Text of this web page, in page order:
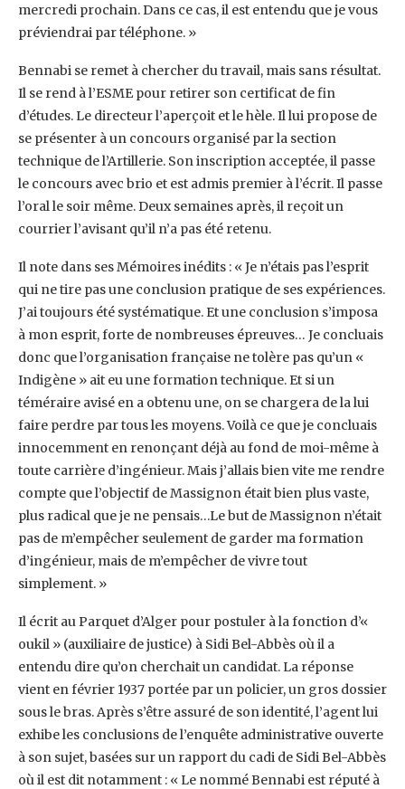
mercredi prochain. Dans ce cas, il est entendu que je vous
préviendrai par ‎téléphone. »‎
Bennabi se remet à chercher du travail, mais sans résultat.
Il se rend à l’ESME pour retirer ‎son certificat de fin
d’études. Le directeur l’aperçoit et le hèle. Il lui propose de
se présenter ‎à un concours organisé par la section
technique de l’Artillerie. Son inscription acceptée, il ‎passe
le concours avec brio et est admis premier à l’écrit. Il passe
l’oral le soir même. Deux ‎semaines après, il reçoit un
courrier l’avisant qu’il n’a pas été retenu. ‎
Il note dans ses Mémoires inédits : « Je n’étais pas l’esprit
qui ne tire pas une conclusion ‎pratique de ses expériences.
J’ai toujours été systématique. Et une conclusion s’imposa
à ‎mon esprit, forte de nombreuses épreuves… Je concluais
donc que l’organisation française ‎ne tolère pas qu’un «
Indigène » ait eu une formation technique. Et si un
téméraire avisé en ‎a obtenu une, on se chargera de la lui
faire perdre par tous les moyens. Voilà ce que je ‎concluais
innocemment en renonçant déjà au fond de moi-même à
toute carrière ‎d’ingénieur. Mais j’allais bien vite me rendre
compte que l’objectif de Massignon était bien ‎plus vaste,
plus radical que je ne pensais…Le but de Massignon n’était
pas de m’empêcher ‎seulement de garder ma formation
d’ingénieur, mais de m’empêcher de vivre tout
‎simplement. » ‎
Il écrit au Parquet d’Alger pour postuler à la fonction d’«
oukil » (auxiliaire de justice) à Sidi ‎Bel-Abbès où il a
entendu dire qu’on cherchait un candidat. La réponse
vient en février 1937 ‎portée par un policier, un gros dossier
sous le bras. Après s’être assuré de son identité, ‎l’agent lui
exhibe les conclusions de l’enquête administrative ouverte
à son sujet, basées sur ‎un rapport du cadi de Sidi Bel-Abbès
où il est dit notamment : « Le nommé Bennabi est ‎réputé à